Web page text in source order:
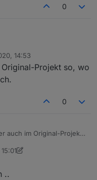
0
in CSS etwas hinterlegt ,
14:53
Projekt so, wo
0
auch im Original-Projekt
..